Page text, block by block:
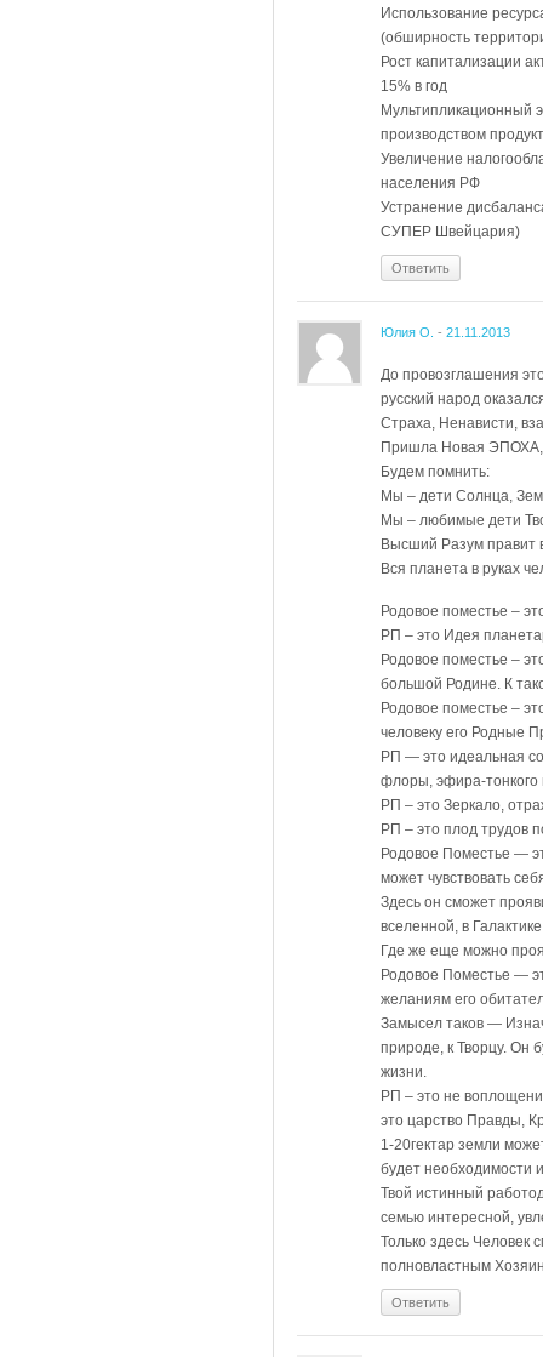
Использование
(обширность
Рост капитализации
15% в год
Мультипликационный
производством
Увеличение
населения РФ
Устранение
СУПЕР Швейцария)
Ответить
Юлия О. - 21.11.2013
До провозглашения
русский народ
Страха, Ненависти,
Пришла Новая ЭПОХА,
Будем помнить:
Мы – дети Солнца,
Мы – любимые дети
Высший Разум правит
Вся планета в руках
Родовое поместье –
РП – это Идея
Родовое поместье –
большой Родине. К
Родовое поместье –
человеку его Родные
РП — это идеальная
флоры, эфира-тонкого
РП – это Зеркало,
РП – это плод трудов
Родовое Поместье —
может чувствовать
Здесь он сможет
вселенной, в
Где же еще можно
Родовое Поместье —
желаниям его
Замысел таков —
природе, к Творцу. Он
жизни.
РП – это не
это царство Правды,
1-20гектар земли
будет необходимости
Твой истинный
семью интересной,
Только здесь Человек
полновластным
Ответить